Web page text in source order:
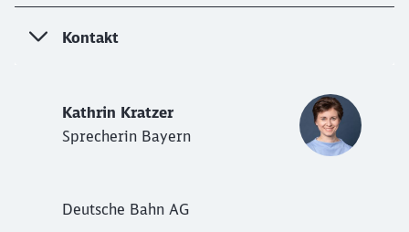
Kontakt
Kathrin Kratzer
Sprecherin Bayern
Deutsche Bahn AG